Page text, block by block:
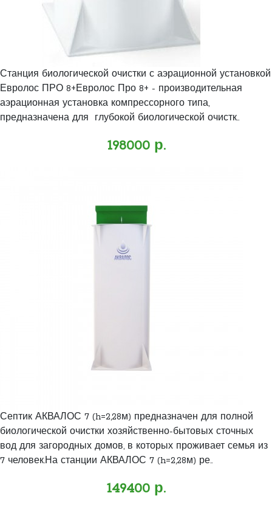
Станция биологической очистки с аэрационной установкой
Евролос ПРО 8+Евролос Про 8+ - производительная
аэрационная установка компрессорного типа,
предназначена для глубокой биологической очистк..
198000 р.
Септик АКВАЛОС 7 (h=2,28м) предназначен для полной
биологической очистки хозяйственно-бытовых сточных
вод для загородных домов, в которых проживает семья из
7 человек.На станции АКВАЛОС 7 (h=2,28м) ре..
149400 р.